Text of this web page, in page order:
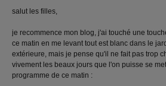
salut les filles,
je recommence mon blog, j'ai touché une
ce matin en me levant tout est blanc dans le
extérieure, mais je pense qu'il ne fait pas trop
vivement les beaux jours que l'on puisse se
programme de ce matin :